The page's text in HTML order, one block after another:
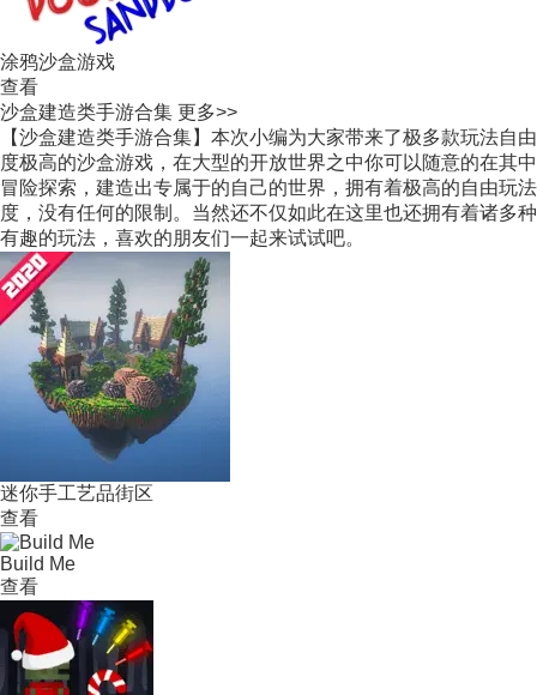
涂鸦沙盒游戏
查看
沙盒建造类手游合集 更多>>
【沙盒建造类手游合集】本次小编为大家带来了极多款玩法自由
度极高的沙盒游戏，在大型的开放世界之中你可以随意的在其中
冒险探索，建造出专属于的自己的世界，拥有着极高的自由玩法
度，没有任何的限制。当然还不仅如此在这里也还拥有着诸多种
有趣的玩法，喜欢的朋友们一起来试试吧。
迷你手工艺品街区
查看
Build Me
查看